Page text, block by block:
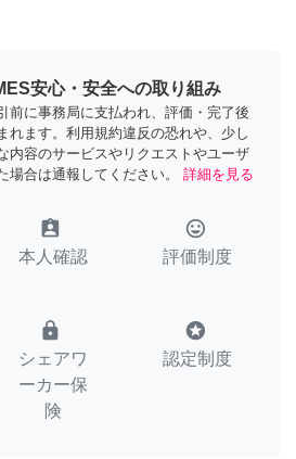
安心・安全への取り組み
前に事務局に支払われ、評価・完了後
れます。利用規約違反の恐れや、少し
内容のサービスやリクエストやユーザ
場合は通報してください。
詳細を見る
assignment_ind
本人確認
tag_faces
評価制度
lock
シェアワ
ーカー保
険
stars
認定制度